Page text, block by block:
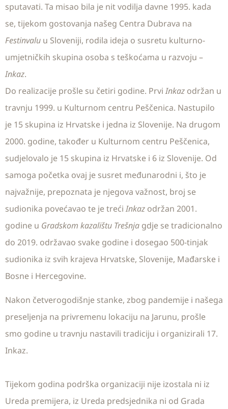
sputavati. Ta misao bila je nit vodilja davne 1995. kada
se, tijekom gostovanja našeg Centra Dubrava na
Festinvalu u Sloveniji, rodila ideja o susretu kulturno-
umjetničkih skupina osoba s teškoćama u razvoju –
Inkaz.
Do realizacije prošle su četiri godine. PrviInkaz održan u
travnju 1999. u Kulturnom centru Peščenica. Nastupilo
je 15 skupina iz Hrvatske i jedna iz Slovenije. Na drugom
2000. godine, također u Kulturnom centru Peščenica,
sudjelovalo je 15 skupina iz Hrvatske i 6 iz Slovenije. Od
samoga početka ovaj je susret međunarodni i, što je
najvažnije, prepoznata je njegova važnost, broj se
sudionika povećavao te je trećiInkaz održan 2001.
godine u Gradskom kazalištu Trešnja gdje se tradicionalno
do 2019. održavao svake godine i dosegao 500-tinjak
sudionika iz svih krajeva Hrvatske, Slovenije, Mađarske i
Bosne i Hercegovine.
Nakon četverogodišnje stanke, zbog pandemije i našega
preseljenja na privremenu lokaciju na Jarunu, prošle
smo godine u travnju nastavili tradiciju i organizirali 17.
Inkaz.
Tijekom godina podrška organizaciji nije izostala ni iz
Ureda premijera, iz Ureda predsjednika ni od Grada